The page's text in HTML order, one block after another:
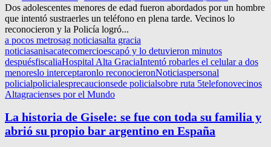
Dos adolescentes menores de edad fueron abordados por un hombre
que intentó sustraerles un teléfono en plena tarde. Vecinos lo
reconocieron y la Policía logró...
a pocos metrosag noticiasalta gracia
noticiasanisacatecomercioescapó y lo detuvieron minutos
despuésfiscaliaHospital Alta GraciaIntentó robarles el celular a dos
menoreslo interceptaronlo reconocieronNoticiaspersonal
policialpolicialesprecaucionsede policialsobre ruta 5telefonovecinos
Altagracienses por el Mundo
La historia de Gisele: se fue con toda su familia y
abrió su propio bar argentino en España